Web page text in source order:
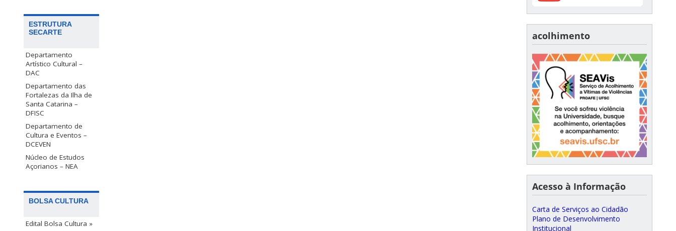
ESTRUTURA
SECARTE
Departamento
Artístico Cultural –
DAC
Departamento das
Fortalezas da Ilha de
Santa Catarina –
DFISC
Departamento de
Cultura e Eventos –
DCEVEN
Núcleo de Estudos
Açorianos – NEA
BOLSA CULTURA
Edital Bolsa Cultura »
acolhimento
Acesso à Informação
Carta de Serviços ao Cidadão
Plano de Desenvolvimento
Institucional